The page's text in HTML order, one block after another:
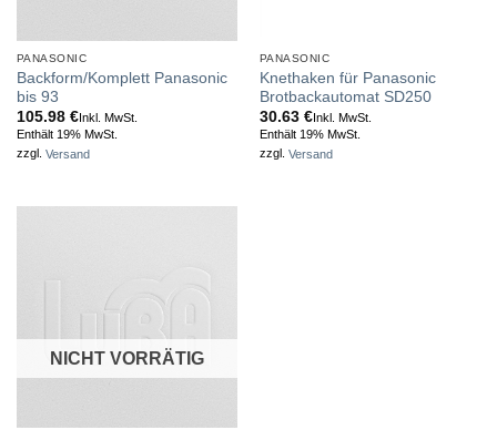
PANASONIC
Backform/Komplett Panasonic
bis 93
105.98 €Inkl. MwSt.
Enthält 19% MwSt.
zzgl. Versand
PANASONIC
Knethaken für Panasonic
Brotbackautomat SD250
30.63 €Inkl. MwSt.
Enthält 19% MwSt.
zzgl. Versand
NICHT VORRÄTIG